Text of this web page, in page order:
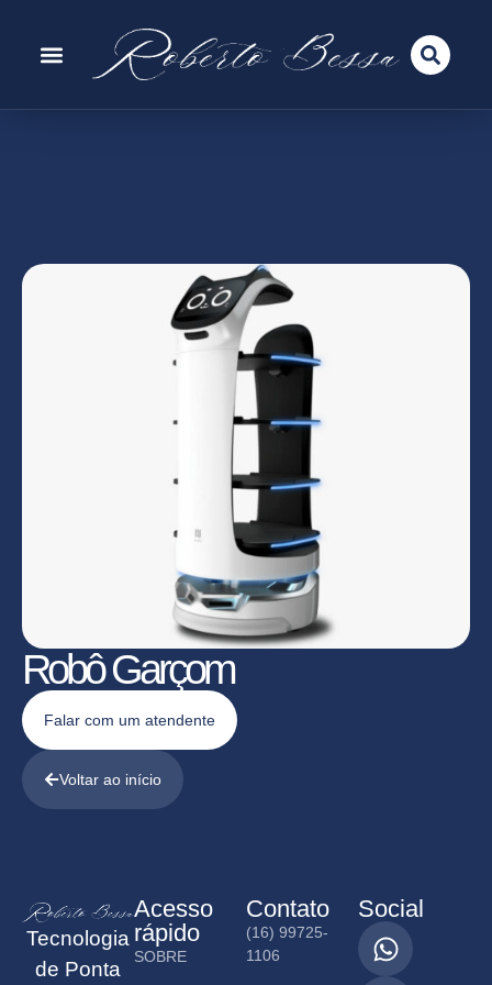
Robô Garçom
Falar com um atendente
Voltar ao início
Tecnologia
de Ponta
Acesso
rápido
SOBRE
Contato
(16) 99725-
1106
Social